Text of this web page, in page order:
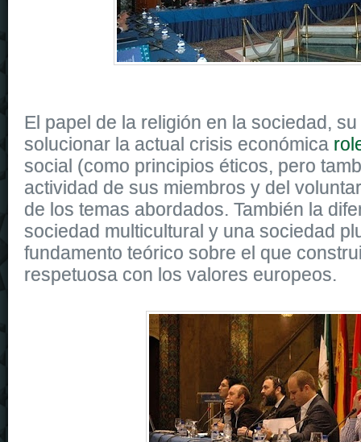
El papel de la religión en la sociedad,
solucionar la actual crisis económica
social (como principios éticos, pero
actividad de sus miembros y del
de los temas abordados. También la
sociedad multicultural y una sociedad
fundamento teórico sobre el que
respetuosa con los valores europeos.